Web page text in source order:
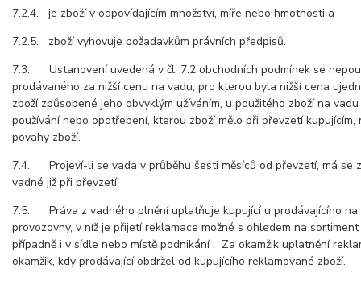
7.2.4. je zboží v odpovídajícím množství, míře nebo hmotnosti a
7.2.5. zboží vyhovuje požadavkům právních předpisů.
7.3. Ustanovení uvedená v čl. 7.2 obchodních podmínek se
prodávaného za nižší cenu na vadu, pro kterou byla nižší cena
zboží způsobené jeho obvyklým užíváním, u použitého zboží na
používání nebo opotřebení, kterou zboží mělo při převzetí
povahy zboží.
7.4. Projeví-li se vada v průběhu šesti měsíců od převzetí, má se
vadné již při převzetí.
7.5. Práva z vadného plnění uplatňuje kupující u prodávajícího na
provozovny, v níž je přijetí reklamace možné s ohledem na
případně i v sídle nebo místě podnikání . Za okamžik uplatnění
okamžik, kdy prodávající obdržel od kupujícího reklamované zboží.